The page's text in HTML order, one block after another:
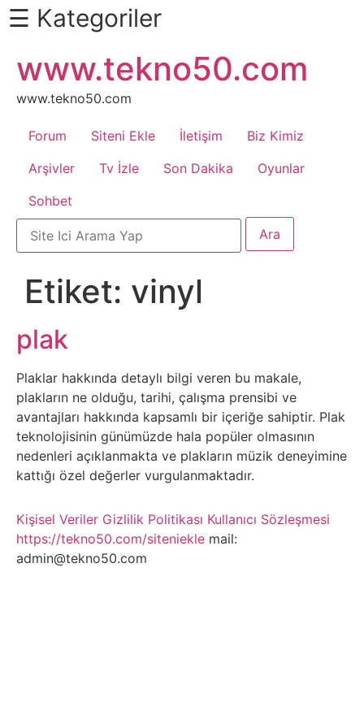
Daha
Fazlası
İçin
Kaydır
Android
Apk
Arabalar
Bankacılık
Belgesel
Bilgi
Bilgisayar
Bitcoin
☰ Kategoriler
atla
www.tekno50.com
www.tekno50.com
Forum Siteni Ekle İletişim
Biz Kimiz
Arşivler
Tv İzle Son Dakika
Oyunlar
Sohbet
Etiket: vinyl
plak
Plaklar hakkında detaylı bilgi veren bu makale,
plakların ne olduğu, tarihi, çalışma prensibi ve
avantajları hakkında kapsamlı bir içeriğe sahiptir. Plak
teknolojisinin günümüzde hala popüler olmasının
nedenleri açıklanmakta ve plakların müzik deneyimine
kattığı özel değerler vurgulanmaktadır.
Kişisel Veriler Gizlilik Politikası Kullanıcı Sözleşmesi
https://tekno50.com/siteniekle mail:
admin@tekno50.com